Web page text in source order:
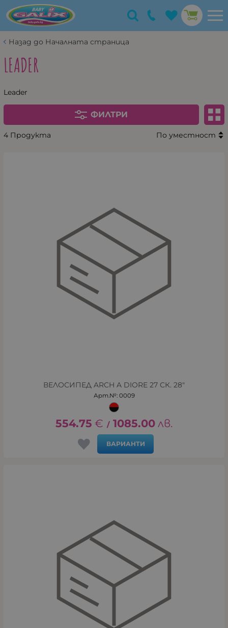
Назад до Началната страница
LEADER
Leader
ФИЛТРИ
4 Продукта По уместност
ВЕЛОСИПЕД ARCH A DIORE 27 СК. 28"
Арт.№: 0009
554.75 € / 1085.00 лв.
ВАРИАНТИ